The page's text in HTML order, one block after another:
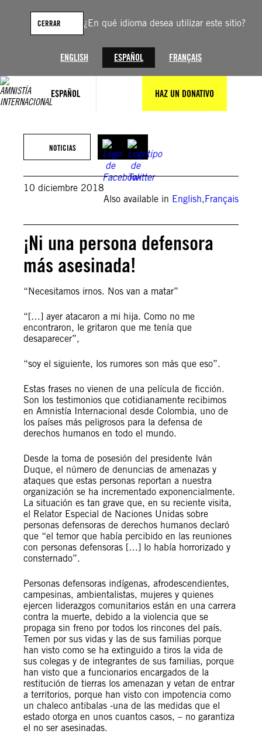
¿En qué idioma desea utilizar este sitio?
ENGLISH ESPAÑOL FRANÇAIS
CERRAR
ESPAÑOL HAZ UN DONATIVO
contenido
NOTICIAS
10 diciembre 2018
Also available in English,Français
¡Ni una persona defensora
más asesinada!
“Necesitamos irnos. Nos van a matar”
“[…] ayer atacaron a mi hija. Como no me
encontraron, le gritaron que me tenía que
desaparecer”,
“soy el siguiente, los rumores son más que eso”.
Estas frases no vienen de una película de ficción.
Son los testimonios que cotidianamente recibimos
en Amnistía Internacional desde Colombia, uno de
los países más peligrosos para la defensa de
derechos humanos en todo el mundo.
Desde la toma de posesión del presidente Iván
Duque, el número de denuncias de amenazas y
ataques que estas personas reportan a nuestra
organización se ha incrementado exponencialmente.
La situación es tan grave que, en su reciente visita,
el Relator Especial de Naciones Unidas sobre
personas defensoras de derechos humanos declaró
que “el temor que había percibido en las reuniones
con personas defensoras […] lo había horrorizado y
consternado”.
Personas defensoras indígenas, afrodescendientes,
campesinas, ambientalistas, mujeres y quienes
ejercen liderazgos comunitarios están en una carrera
contra la muerte, debido a la violencia que se
propaga sin freno por todos los rincones del país.
Temen por sus vidas y las de sus familias porque
han visto como se ha extinguido a tiros la vida de
sus colegas y de integrantes de sus familias, porque
han visto que a funcionarios encargados de la
restitución de tierras los amenazan y vetan de entrar
a territorios, porque han visto con impotencia como
un chaleco antibalas -una de las medidas que el
estado otorga en unos cuantos casos, – no garantiza
el no ser asesinadas.